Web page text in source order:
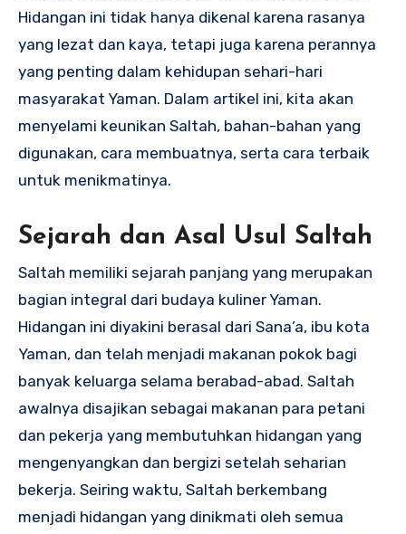
Hidangan ini tidak hanya dikenal karena rasanya
yang lezat dan kaya, tetapi juga karena perannya
yang penting dalam kehidupan sehari-hari
masyarakat Yaman. Dalam artikel ini, kita akan
menyelami keunikan Saltah, bahan-bahan yang
digunakan, cara membuatnya, serta cara terbaik
untuk menikmatinya.
Sejarah dan Asal Usul Saltah
Saltah memiliki sejarah panjang yang merupakan
bagian integral dari budaya kuliner Yaman.
Hidangan ini diyakini berasal dari Sana’a, ibu kota
Yaman, dan telah menjadi makanan pokok bagi
banyak keluarga selama berabad-abad. Saltah
awalnya disajikan sebagai makanan para petani
dan pekerja yang membutuhkan hidangan yang
mengenyangkan dan bergizi setelah seharian
bekerja. Seiring waktu, Saltah berkembang
menjadi hidangan yang dinikmati oleh semua